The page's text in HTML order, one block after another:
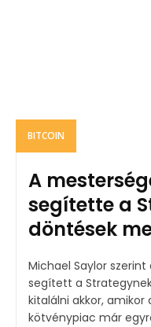
BITCOIN
A
segítette a
döntések
Michael Saylor
segített a
kitalálni akkor,
kötvénypiac már